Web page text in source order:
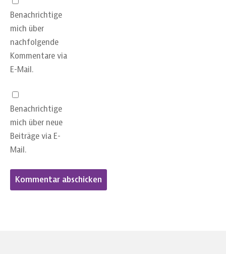
Benachrichtige
mich über
nachfolgende
Kommentare via
E-Mail.
Benachrichtige
mich über neue
Beiträge via E-
Mail.